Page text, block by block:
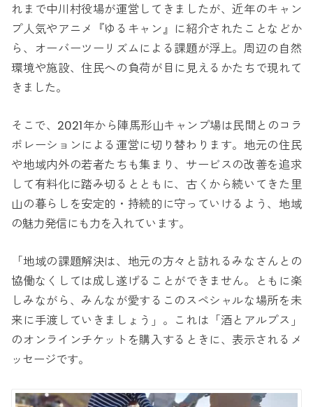
れまで中川村役場が運営してきましたが、近年のキャン
プ人気やアニメ『ゆるキャン』に紹介されたことなどか
ら、オーバーツーリズムによる課題が浮上。周辺の自然
環境や施設、住民への負荷が目に見えるかたちで現れて
きました。
そこで、2021年から陣馬形山キャンプ場は民間とのコラ
ボレーションによる運営に切り替わります。地元の住民
や地域内外の若者たちも集まり、サービスの改善を追求
して有料化に踏み切るとともに、古くから続いてきた里
山の暮らしを安定的・持続的に守っていけるよう、地域
の魅力発信にも力を入れています。
「地域の課題解決は、地元の方々と訪れるみなさんとの
協働なくしては成し遂げることができません。ともに楽
しみながら、みんなが愛するこのスペシャルな場所を未
来に手渡していきましょう」。これは「酒とアルプス」
のオンラインチケットを購入するときに、表示されるメ
ッセージです。